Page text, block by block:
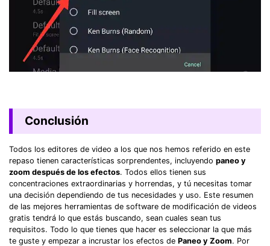
Conclusión
Todos los editores de video a los que nos hemos referido en este
repaso tienen características sorprendentes, incluyendo paneo y
zoom después de los efectos. Todos ellos tienen sus
concentraciones extraordinarias y horrendas, y tú necesitas tomar
una decisión dependiendo de tus necesidades y uso. Este resumen
de las mejores herramientas de software de modificación de videos
gratis tendrá lo que estás buscando, sean cuales sean tus
requisitos. Todo lo que tienes que hacer es seleccionar la que más
te guste y empezar a incrustar los efectos de Paneo y Zoom. Por